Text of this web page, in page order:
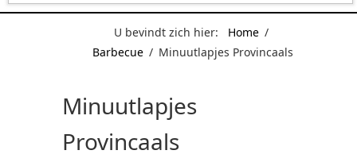
U bevindt zich hier: Home /
Barbecue / Minuutlapjes Provincaals
Minuutlapjes
Provincaals